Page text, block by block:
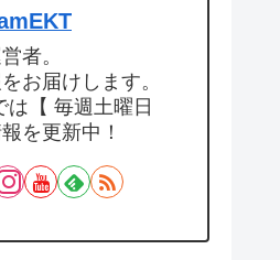
者。
お届けします。
は【 毎週土曜日
を更新中！